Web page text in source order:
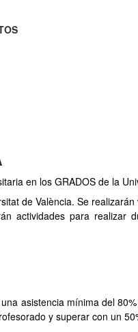
en los GRADOS de la
de València. Se
actividades para realizar
asistencia mínima del
y superar con un